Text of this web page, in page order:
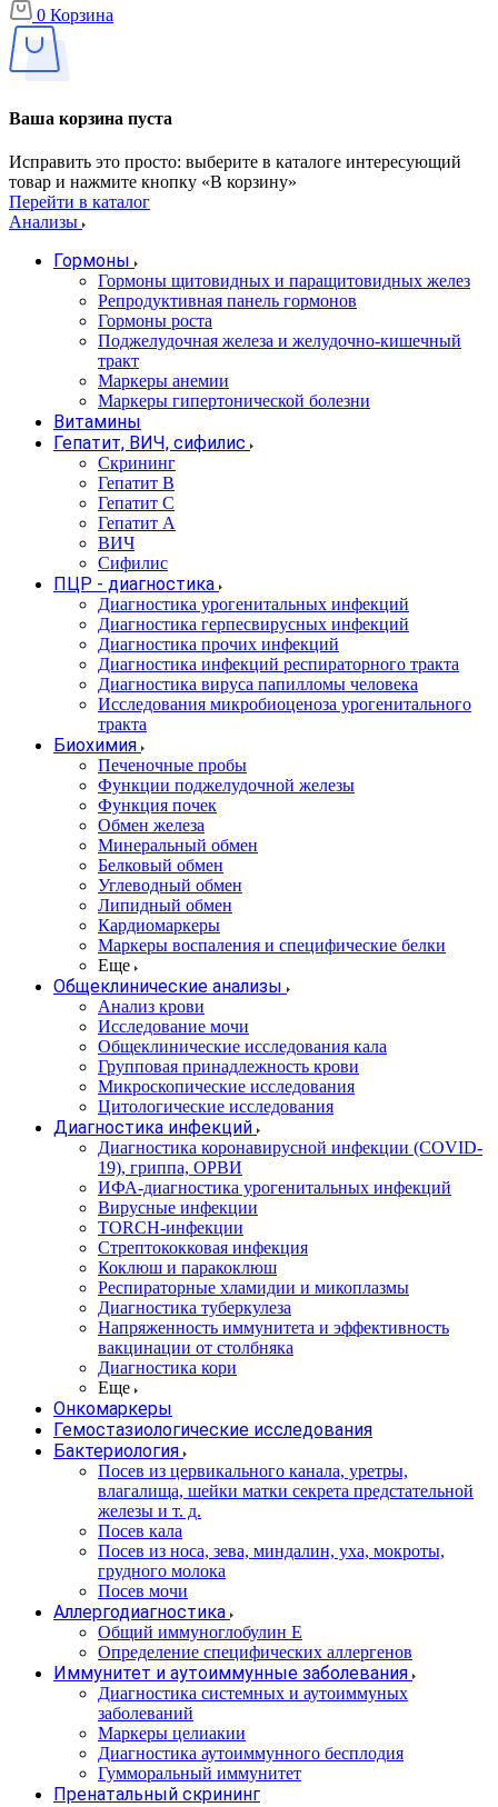
0 Корзина
Ваша корзина пуста
Исправить это просто: выберите в каталоге интересующий
товар и нажмите кнопку «В корзину»
Перейти в каталог
Анализы
Гормоны
Гормоны щитовидных и паращитовидных желез
Репродуктивная панель гормонов
Гормоны роста
Поджелудочная железа и желудочно-кишечный
тракт
Маркеры анемии
Маркеры гипертонической болезни
Витамины
Гепатит, ВИЧ, сифилис
Скрининг
Гепатит В
Гепатит С
Гепатит А
ВИЧ
Сифилис
ПЦР - диагностика
Диагностика урогенитальных инфекций
Диагностика герпесвирусных инфекций
Диагностика прочих инфекций
Диагностика инфекций респираторного тракта
Диагностика вируса папилломы человека
Исследования микробиоценоза урогенитального
тракта
Биохимия
Печеночные пробы
Функции поджелудочной железы
Функция почек
Обмен железа
Минеральный обмен
Белковый обмен
Углеводный обмен
Липидный обмен
Кардиомаркеры
Маркеры воспаления и специфические белки
Еще
Общеклинические анализы
Анализ крови
Исследование мочи
Общеклинические исследования кала
Групповая принадлежность крови
Микроскопические исследования
Цитологические исследования
Диагностика инфекций
Диагностика коронавирусной инфекции (COVID-
19), гриппа, ОРВИ
ИФА-диагностика урогенитальных инфекций
Вирусные инфекции
TORCH-инфекции
Стрептококковая инфекция
Коклюш и паракоклюш
Респираторные хламидии и микоплазмы
Диагностика туберкулеза
Напряженность иммунитета и эффективность
вакцинации от столбняка
Диагностика кори
Еще
Онкомаркеры
Гемостазиологические исследования
Бактериология
Посев из цервикального канала, уретры,
влагалища, шейки матки секрета предстательной
железы и т. д.
Посев кала
Посев из носа, зева, миндалин, уха, мокроты,
грудного молока
Посев мочи
Аллергодиагностика
Общий иммуноглобулин Е
Определение специфических аллергенов
Иммунитет и аутоиммунные заболевания
Диагностика системных и аутоиммуных
заболеваний
Маркеры целиакии
Диагностика аутоиммунного бесплодия
Гумморальный иммунитет
Пренатальный скрининг